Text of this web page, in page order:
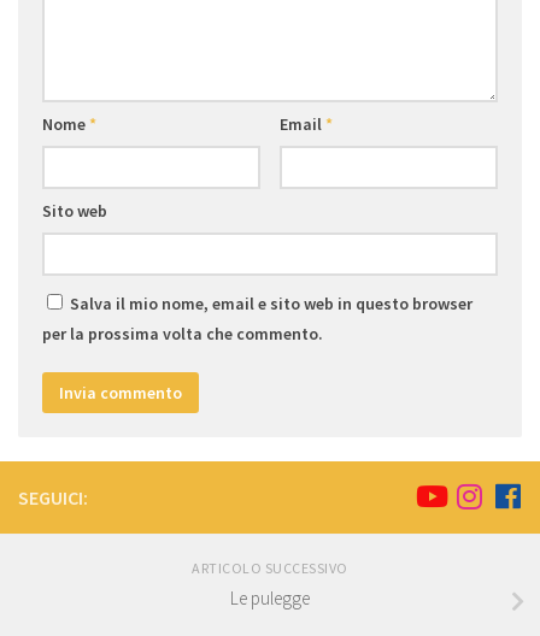
Nome* Email*
Sito web
Salva il mio nome, email e sito web in questo browser
per la prossima volta che commento.
SEGUICI:
ARTICOLO SUCCESSIVO
Le pulegge